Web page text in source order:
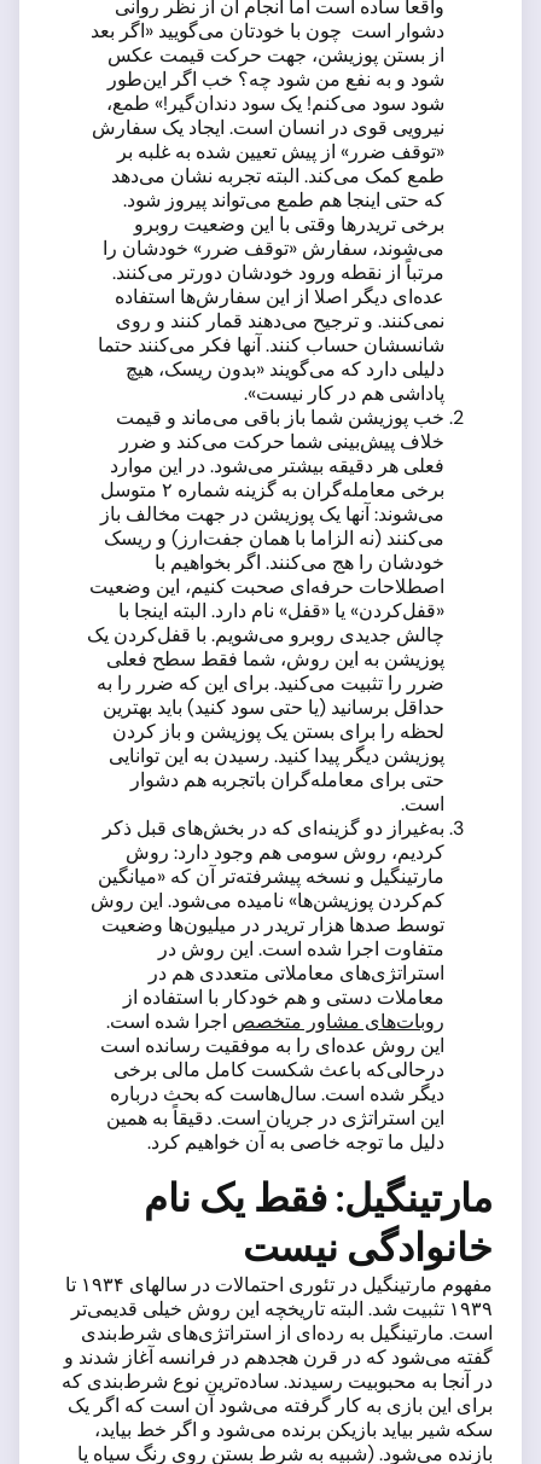
واقعا ساده است اما انجام آن از نظر روانی
دشوار است چون با خودتان می‌گویید «اگر بعد
از بستن پوزیشن، جهت حرکت قیمت عکس
شود و به نفع من شود چه؟ خب اگر این‌طور
شود سود می‌کنم! یک سود دندان‌گیر!» طمع،
نیرویی قوی در انسان است. ایجاد یک سفارش
«توقف ضرر» از پیش تعیین شده به غلبه بر
طمع کمک می‌کند. البته تجربه نشان می‌دهد
که حتی اینجا هم طمع می‌تواند پیروز شود.
برخی تریدرها وقتی با این وضعیت روبرو
می‌شوند، سفارش «توقف ضرر» خودشان را
مرتباً از نقطه ورود خودشان دورتر می‌کنند.
عده‌ای دیگر اصلا از این سفارش‌ها استفاده
نمی‌کنند. و ترجیح می‌دهند قمار کنند و روی
شانسشان حساب کنند. آنها فکر می‌کنند حتما
دلیلی دارد که می‌گویند «بدون ریسک، هیچ
پاداشی هم در کار نیست».
خب پوزیشن شما باز باقی می‌ماند و قیمت
خلاف پیش‌بینی شما حرکت می‌کند و ضرر
فعلی هر دقیقه بیشتر می‌شود. در این موارد
برخی معامله‌گران به گزینه شماره ۲ متوسل
می‌شوند: آنها یک پوزیشن در جهت مخالف باز
می‌کنند (نه الزاما با همان جفت‌ارز) و ریسک
خودشان را هج می‌کنند. اگر بخواهیم با
اصطلاحات حرفه‌ای صحبت کنیم، این وضعیت
«قفل‌کردن» یا «قفل» نام دارد. البته اینجا با
چالش جدیدی روبرو می‌شویم. با قفل‌کردن یک
پوزیشن به این روش، شما فقط سطح فعلی
ضرر را تثبیت می‌کنید. برای این که ضرر را به
حداقل برسانید (یا حتی سود کنید) باید بهترین
لحظه را برای بستن یک پوزیشن و باز کردن
پوزیشن دیگر پیدا کنید. رسیدن به این توانایی
حتی برای معامله‌گران باتجربه هم دشوار
است.
به‌غیراز دو گزینه‌ای که در بخش‌های قبل ذکر
کردیم، روش سومی هم وجود دارد: روش
مارتینگیل و نسخه پیشرفته‌تر آن که «میانگین
کم‌کردن پوزیشن‌ها» نامیده می‌شود. این روش
توسط صدها هزار تریدر در میلیون‌ها وضعیت
متفاوت اجرا شده است. این روش در
استراتژی‌های معاملاتی متعددی هم در
معاملات دستی و هم خودکار با استفاده از
روبات‌های مشاور متخصص اجرا شده است.
این روش عده‌ای را به موفقیت رسانده است
درحالی‌که باعث شکست کامل مالی برخی
دیگر شده است. سال‌هاست که بحث درباره
این استراتژی در جریان است. دقیقاً به همین
دلیل ما توجه خاصی به آن خواهیم کرد.
مارتینگیل: فقط یک نام
خانوادگی نیست
مفهوم مارتینگیل در تئوری احتمالات در سالهای ۱۹۳۴ تا
۱۹۳۹ تثبیت شد. البته تاریخچه این روش خیلی قدیمی‌تر
است. مارتینگیل به رده‌ای از استراتژی‌های شرط‌بندی
گفته می‌شود که در قرن هجدهم در فرانسه آغاز شدند و
در آنجا به محبوبیت رسیدند. ساده‌ترین نوع شرط‌بندی که
برای این بازی به کار گرفته می‌شود آن است که اگر یک
سکه شیر بیاید بازیکن برنده می‌شود و اگر خط بیاید،
بازنده می‌شود. (شبیه به شرط بستن روی رنگ سیاه یا